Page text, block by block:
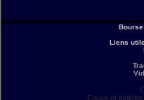
Liens
Cours et